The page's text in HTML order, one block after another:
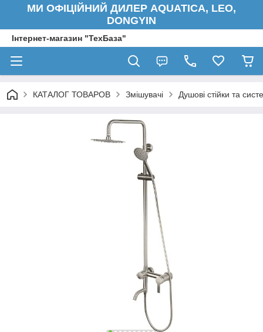
МИ ОФІЦІЙНИЙ ДИЛЕР AQUATICA, LEO,
DONGYIN
Інтернет-магазин "ТехБаза"
КАТАЛОГ ТОВАРОВ Змішувачі Душові стійки та